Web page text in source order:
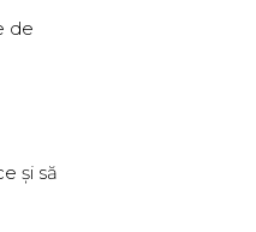
de
și să